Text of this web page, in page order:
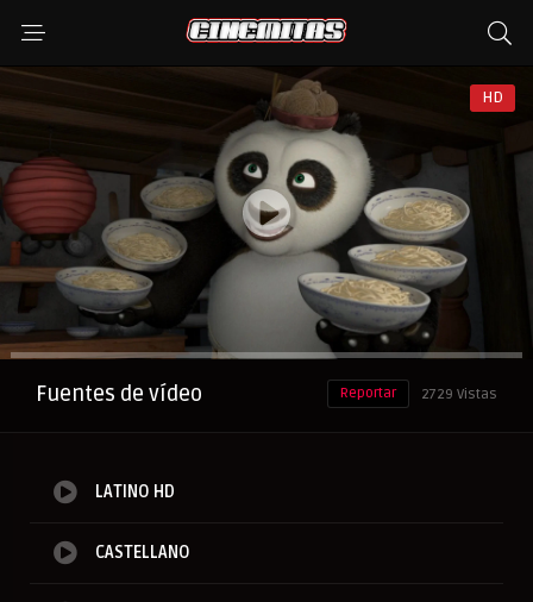
HD
Anuncio
Fuentes de vídeo 2729 Vistas
Reportar
LATINO HD
CASTELLANO